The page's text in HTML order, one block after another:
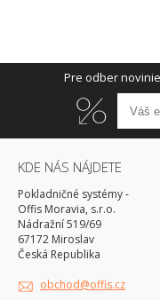
Pre odber
KDE NÁS NÁJDETE
Pokladničné systémy -
Offis Moravia, s.r.o.
Nádražní 519/69
67172 Miroslav
Česká Republika
obchod@offis.cz